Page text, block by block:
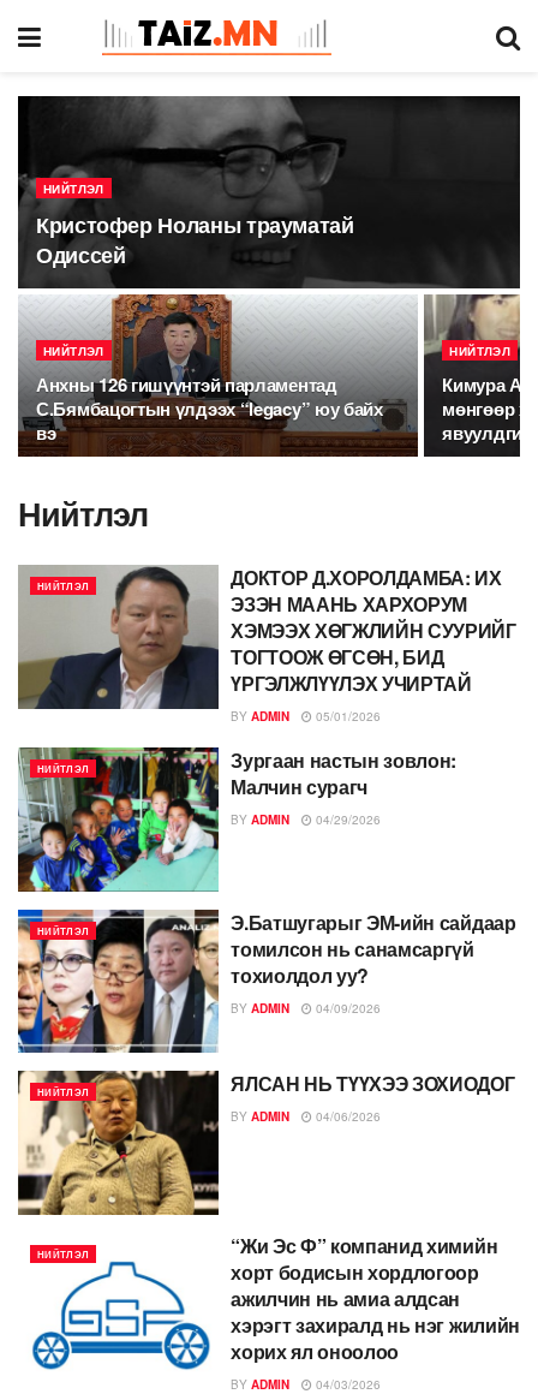
НИЙТЛЭЛ
Кристофер Ноланы трауматай
Одиссей
НИЙТЛЭЛ
Анхны 126 гишүүнтэй парламентад
С.Бямбацогтын үлдээх “legacy” юу байх
вэ
НИЙТЛЭЛ
Кимура
мөнгөөр
Нийтлэл
НИЙТЛЭЛ
ДОКТОР Д.ХОРОЛДАМБА: ИХ
ЭЗЭН МААНЬ ХАРХОРУМ
ХЭМЭЭХ ХӨГЖЛИЙН СУУРИЙГ
ТОГТООЖ ӨГСӨН, БИД
ҮРГЭЛЖЛҮҮЛЭХ УЧИРТАЙ
BY ADMIN 05/01/2026
НИЙТЛЭЛ
Зургаан настын зовлон:
Малчин сурагч
BY ADMIN 04/29/2026
НИЙТЛЭЛ
Э.Батшугарыг ЭМ-ийн сайдаар
томилсон нь санамсаргүй
тохиолдол уу?
BY ADMIN 04/09/2026
НИЙТЛЭЛ ЯЛСАН НЬ ТҮҮХЭЭ ЗОХИОДОГ
BY ADMIN 04/06/2026
НИЙТЛЭЛ
“Жи Эс Ф” компанид химийн
хорт бодисын хордлогоор
ажилчин нь амиа алдсан
хэрэгт захиралд нь нэг жилийн
хорих ял оноолоо
BY ADMIN 04/03/2026